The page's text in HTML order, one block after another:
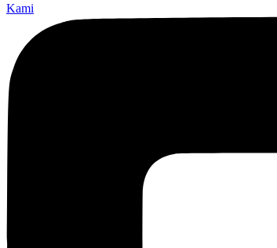
Kami